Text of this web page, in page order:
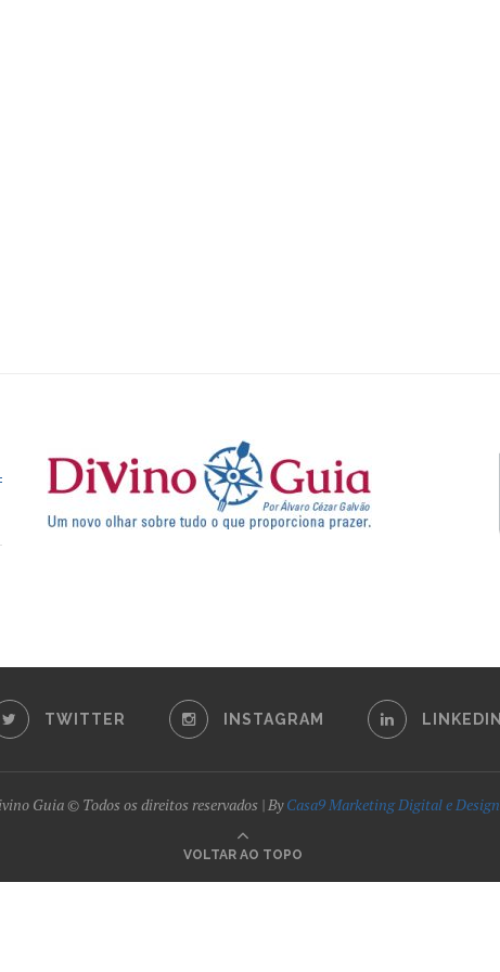
TWITTER INSTAGRAM LINKEDIN
Guia © Todos os direitos reservados | ByCasa9 Marketing Digital e Design
VOLTAR AO TOPO